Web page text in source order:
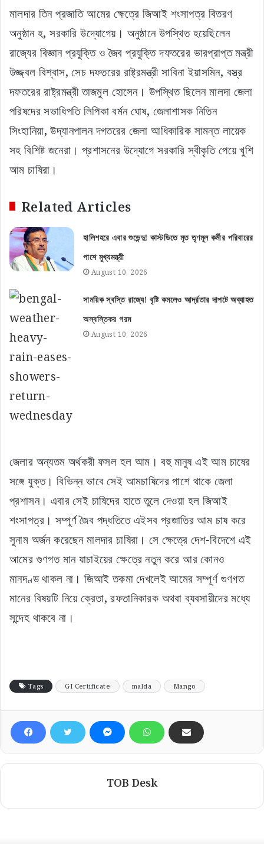
মালদার তিন প্রজাতি আমের ক্ষেত্রে জিআই শংসাপত্র বিতরণ
অনুষ্ঠান হ, সরকারি উদ্যোগেয়‌। অনুষ্ঠানে উপস্থিত হয়েছিলেন
রাজ্যের বিজ্ঞান প্রযুক্তি ও জৈব প্রযুক্তি দফতরের ভারপ্রাপ্ত মন্ত্রী
উজ্জ্বল বিশ্বাস, সেচ দফতরের রাষ্ট্রমন্ত্রী সাবিনা ইয়াসমিন, বস্ত্র
দফতরের রাষ্ট্রমন্ত্রী তাজমুল হোসেন। উপস্থিত ছিলেন মালদা জেলা
পরিষদের সভাধিপতি লিপিকা বর্মন ঘোষ, জেলাশাসক নিতিন
সিংহানিয়া, উদ্যানপালন দগতরের জেলা আধিকারিক সামন্ত লায়েক
সহ বিশিষ্ট জনেরা। প্রশাসনের উদ্যোগে সরকারি স্বীকৃতি পেয়ে খুশি
আম চাষিরা।
Related Articles
হালিশহরে এবার শুভেন্দু! কাস্টডিতে মৃত তৃণমূল কর্মীর পরিবারের
পাশে মুখ্যমন্ত্রী
August 10, 2026
সাময়িক স্বস্তি রাজ্যে! বৃষ্টি কমলেও আর্দ্রতার দাপটে অব্যাহত
অস্বস্তিকর গরম
August 10, 2026
জেলার অন্যতম অর্থকরী ফসল হল আম। বহু মানুষ এই আম চাষের
সঙ্গে যুক্ত। বিভিন্ন ভাবে সেই আমচাষিদের পাশে থাকে জেলা
প্রশাসন। এবার সেই চাষিদের হাতে তুলে দেওয়া হল জিআই
শংসাপত্র। সম্পূর্ণ জৈব পদ্ধতিতে এইসব প্রজাতির আম চাষ করে
সুনাম অর্জন করেছেন মালদার চাষিরা। সে ক্ষেত্রে দেশ-বিদেশে এই
আমের গুণগত মান যাচাইয়ের ক্ষেত্রে নতুন করে আর কোনও
মানদণ্ড থাকল না। জিআই তকমা দেখলেই আমের সম্পূর্ণ গুণগত
মানের বিষয়টি নিয়ে ক্রেতা, রফতানিকারক অথবা ব্যবসায়ীদের মধ্যে
সন্দেহ থাকবে না।
Tags GI Certificate malda Mango
TOB Desk